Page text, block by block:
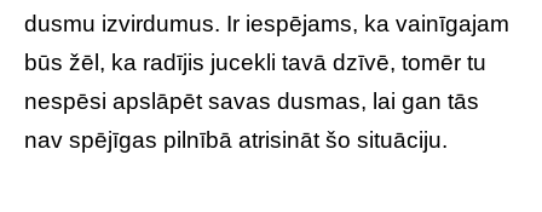
dusmu izvirdumus. Ir iespējams, ka vainīgajam
būs žēl, ka radījis jucekli tavā dzīvē, tomēr tu
nespēsi apslāpēt savas dusmas, lai gan tās
nav spējīgas pilnībā atrisināt šo situāciju.